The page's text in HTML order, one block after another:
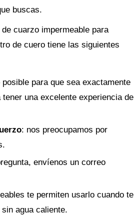
buscas.
cuarzo impermeable para
de cuero tiene las siguientes
para que sea exactamente
tener una excelente experiencia de
: nos preocupamos por
envíenos un correo
te permiten usarlo cuando te
agua caliente.